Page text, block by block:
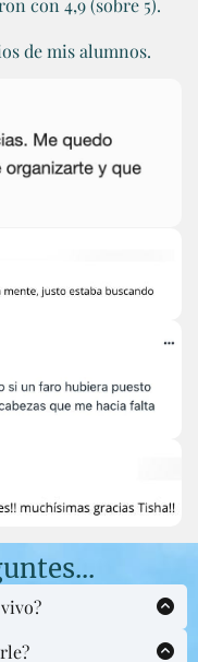
de mis alumnos.
de los